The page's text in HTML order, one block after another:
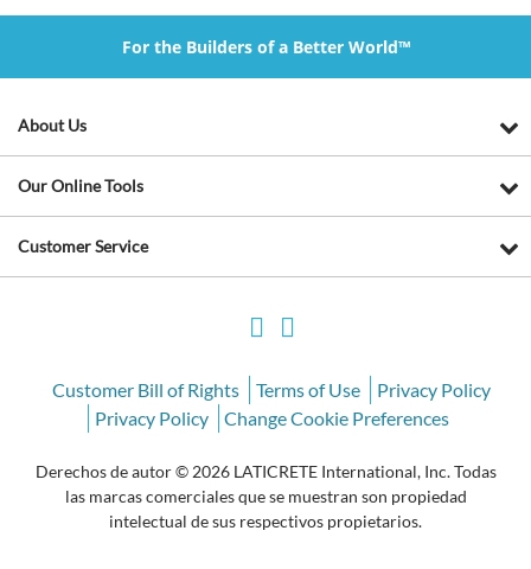
For the Builders of a Better World™
About Us
Our Online Tools
Customer Service
Customer Bill of Rights Terms of Use
Privacy Policy
Privacy Policy
Change Cookie Preferences
Derechos de autor © 2026 LATICRETE International, Inc. Todas
las marcas comerciales que se muestran son propiedad
intelectual de sus respectivos propietarios.